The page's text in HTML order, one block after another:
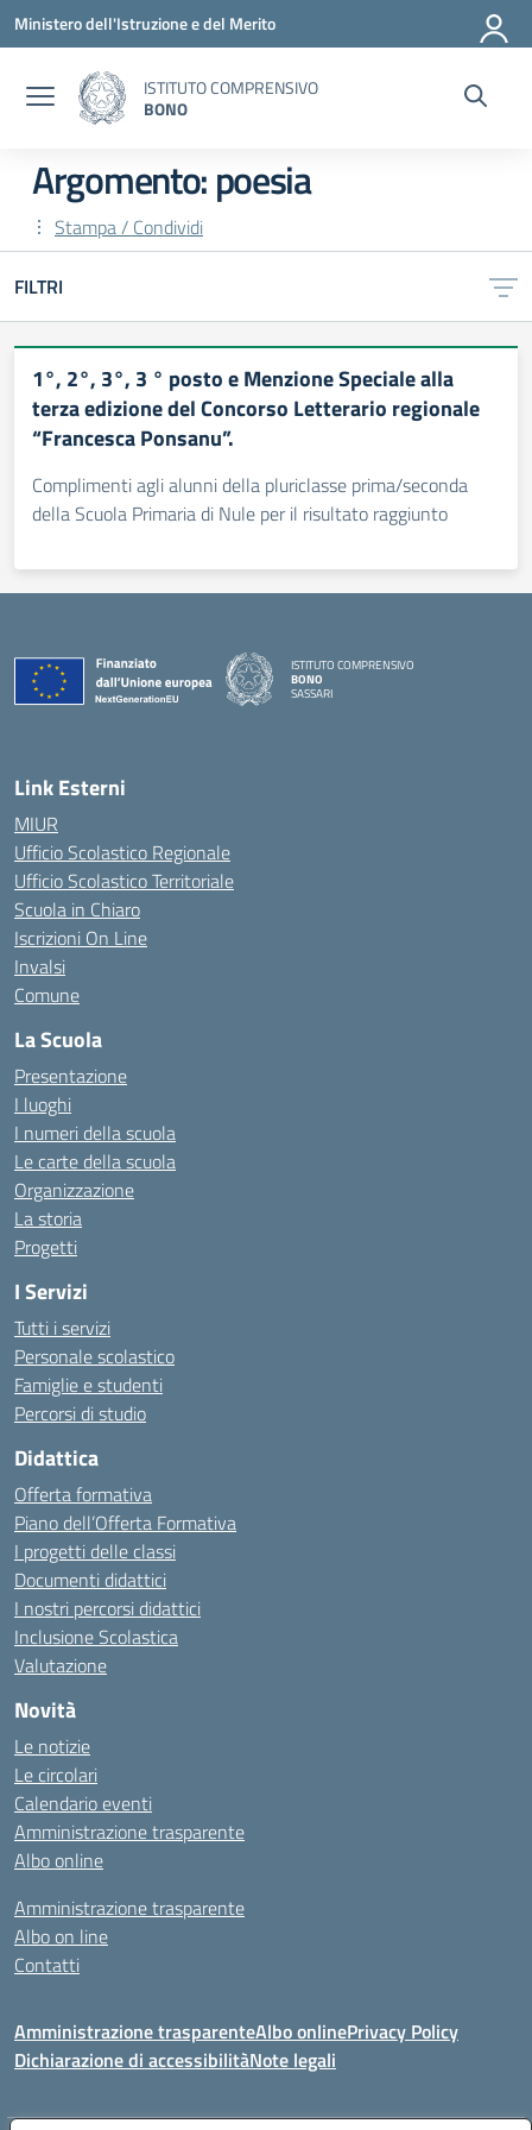
Vai ai contenuti
Vai al menu di navigazione
Vai al footer
Ministero dell'Istruzione e del Merito
ISTITUTO COMPRENSIVO
BONO
Argomento: poesia
Stampa / Condividi
FILTRI
1°, 2°, 3°, 3 ° posto e Menzione Speciale alla
terza edizione del Concorso Letterario regionale
“Francesca Ponsanu”.
Complimenti agli alunni della pluriclasse prima/seconda
della Scuola Primaria di Nule per il risultato raggiunto
ISTITUTO COMPRENSIVO
BONO
SASSARI
Link Esterni
MIUR
Ufficio Scolastico Regionale
Ufficio Scolastico Territoriale
Scuola in Chiaro
Iscrizioni On Line
Invalsi
Comune
La Scuola
Presentazione
I luoghi
I numeri della scuola
Le carte della scuola
Organizzazione
La storia
Progetti
I Servizi
Tutti i servizi
Personale scolastico
Famiglie e studenti
Percorsi di studio
Didattica
Offerta formativa
Piano dell’Offerta Formativa
I progetti delle classi
Documenti didattici
I nostri percorsi didattici
Inclusione Scolastica
Valutazione
Novità
Le notizie
Le circolari
Calendario eventi
Amministrazione trasparente
Albo online
Amministrazione trasparente
Albo on line
Contatti
Amministrazione trasparenteAlbo onlinePrivacy Policy
Dichiarazione di accessibilitàNote legali